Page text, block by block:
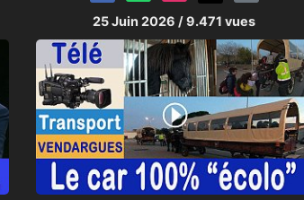
25 Juin 2026 / 9.471 vues